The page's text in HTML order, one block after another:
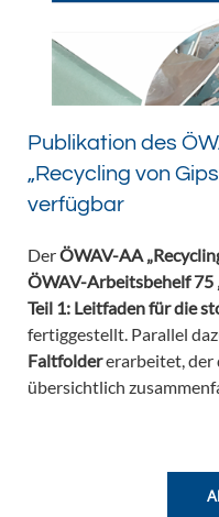
Publikation des
„Recycling von
verfügbar
DerÖWAV-AA
ÖWAV-Arbeitsbehelf 75
Teil 1: Leitfaden für die
fertiggestellt. Parallel
Faltfoldererarbeitet, der
übersichtlich